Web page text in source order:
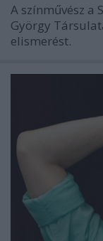
A színművész a
György
elismerést.